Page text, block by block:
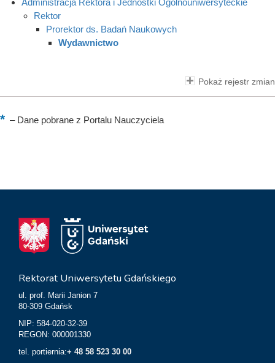
Administracja Rektora i Jednostki Ogólnouniwersyteckie
Rektor
Prorektor ds. Badań Naukowych
Wydawnictwo
Pokaż rejestr zmian
–Dane pobrane z Portalu Nauczyciela
Rektorat Uniwersytetu Gdańskiego
ul. prof. Marii Janion 7
80-309 Gdańsk
NIP: 584-020-32-39
REGON: 000001330
tel. portiernia:+ 48 58 523 30 00